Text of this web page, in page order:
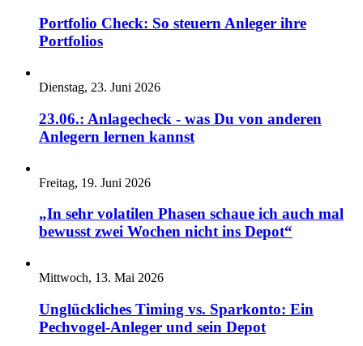
Portfolio Check: So steuern Anleger ihre
Portfolios
Dienstag, 23. Juni 2026
23.06.: Anlagecheck - was Du von anderen
Anlegern lernen kannst
Freitag, 19. Juni 2026
„In sehr volatilen Phasen schaue ich auch mal
bewusst zwei Wochen nicht ins Depot“
Mittwoch, 13. Mai 2026
Unglückliches Timing vs. Sparkonto: Ein
Pechvogel-Anleger und sein Depot